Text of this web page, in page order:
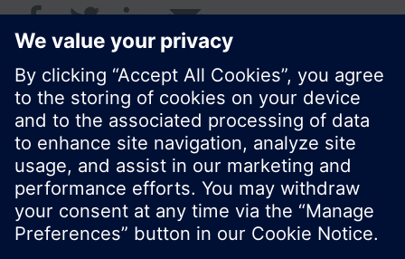
© Siemens Schweiz AG 2017
Produktangebot und Preise können pro Land